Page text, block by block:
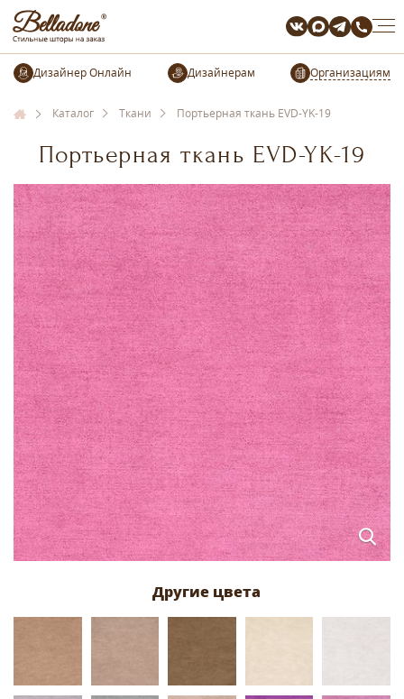
Организациям
Каталог Ткани Портьерная ткань EVD-YK-19
Портьерная ткань EVD-YK-19